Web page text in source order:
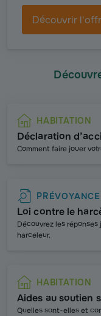
Découvrir
HABITATION
Déclaration
Comment faire jouer
PRÉVOYANCE
Loi contre le
Découvrez les réponses
harceleur.
HABITATION
Aides au soutien
Quelles sont-elles et